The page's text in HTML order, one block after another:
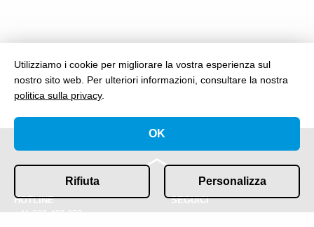
HOTLINE
+41 800 463 333
SEGUICI
Utilizziamo i cookie per migliorare la vostra esperienza sul
nostro sito web. Per ulteriori informazioni, consultare la nostra
politica sulla privacy.
Rifiuta Personalizza
OK